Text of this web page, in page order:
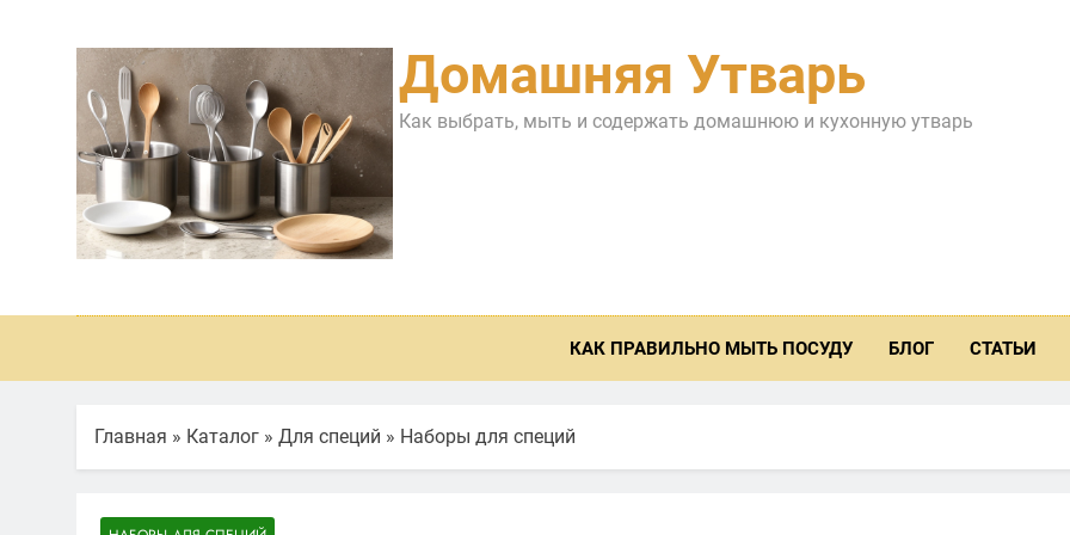
содержимому
Домашняя Утварь
Как выбрать, мыть и содержать домашнюю и кухонную утварь
КАК ПРАВИЛЬНО МЫТЬ ПОСУДУ БЛОГ СТАТЬИ
Главная » Каталог » Для специй » Наборы для специй